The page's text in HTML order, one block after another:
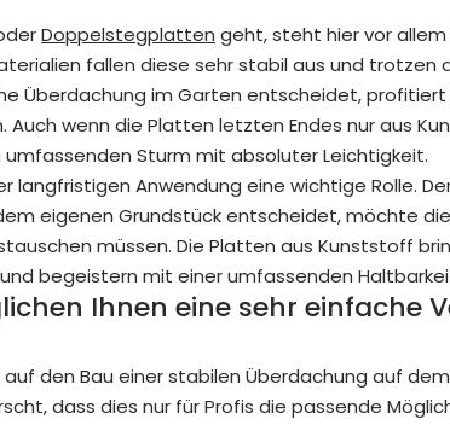
Doppelstegplatten geht, steht hier vor
fallen diese sehr stabil aus und
Überdachung im Garten entscheidet,
Auch wenn die Platten letzten Endes nur aus
Sturm mit absoluter Leichtigkeit.
langfristigen Anwendung eine wichtige Rolle.
eigenen Grundstück entscheidet, möchte
müssen. Die Platten aus Kunststoff
begeistern mit einer umfassenden
Ihnen eine sehr einfache
den Bau einer stabilen Überdachung auf
dass dies nur für Profis die passende